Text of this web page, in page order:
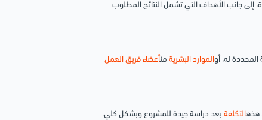
إلى جانب الأهداف التي تشمل النتائج المطلوب
له، أوالموارد البشرية منأعضاء فريق العمل
هذهالتكلفة بعد دراسة جيدة للمشروع وبشكل كلي.